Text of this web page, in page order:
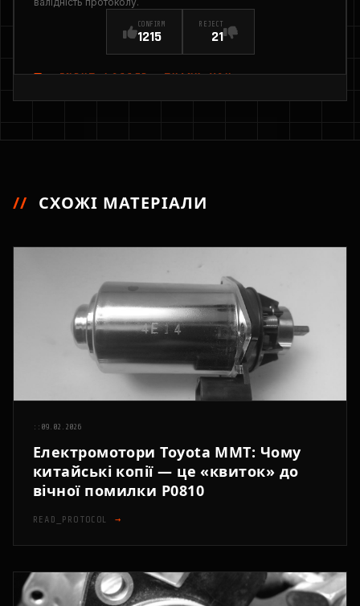
CONFIRM
1215
REJECT
21
INPUT_LOGGED: THANK YOU
// СХОЖІ МАТЕРІАЛИ
:: 09.02.2026
Електромотори Toyota MMT: Чому
китайські копії — це «квиток» до
вічної помилки P0810
READ_PROTOCOL →